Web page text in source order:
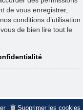
de vous enregistrer,
conditions d’utilisation
de bien lire tout le
Supprimer les cookies